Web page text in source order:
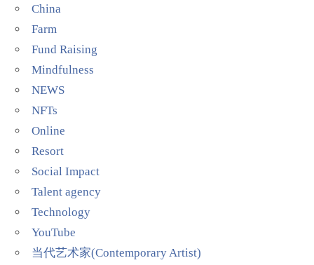
China
Farm
Fund Raising
Mindfulness
NEWS
NFTs
Online
Resort
Social Impact
Talent agency
Technology
YouTube
当代艺术家(Contemporary Artist)